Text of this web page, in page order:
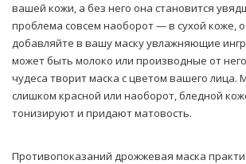
вашей кожи, а без него она становится
проблема совсем наоборот — в сухой коже,
добавляйте в вашу маску увлажняющие
может быть молоко или производные от
чудеса творит маска с цветом вашего лица.
слишком красной или наоборот, бледной
тонизируют и придают матовость.
Противопоказаний дрожжевая маска